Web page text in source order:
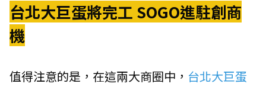
台北大巨蛋將完工 SOGO進駐創商
機
值得注意的是，在這兩大商圈中， 台北大巨蛋